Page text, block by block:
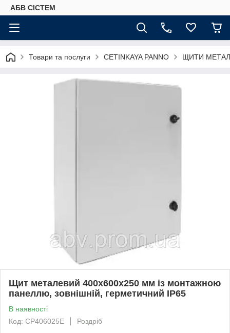
АБВ СІСТЕМ
Товари та послуги CETINKAYA PANNO ЩИТИ
Щит металевий 400х600х250 мм із монтажною
панеллю, зовнішній, герметичний IP65
В наявності
Код: CP406025E
Роздріб